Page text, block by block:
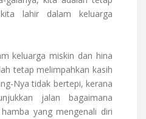
lahir dalam keluarga
keluarga miskin dan hina
tetap melimpahkan kasih
Nya tidak bertepi, kerana
jalan bagaimana
yang mengenali diri